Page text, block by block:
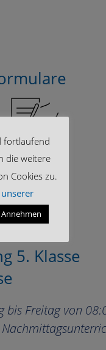
5. Klasse
bis Freitag von
fortlaufend
die weitere
Cookies zu.
unserer
Annehmen